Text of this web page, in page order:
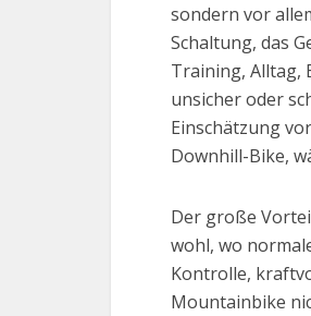
sondern vor
Schaltung, das
Training, Alltag,
unsicher oder
Einschätzung
Downhill-Bike,
Der große
wohl, wo
Kontrolle,
Mountainbike